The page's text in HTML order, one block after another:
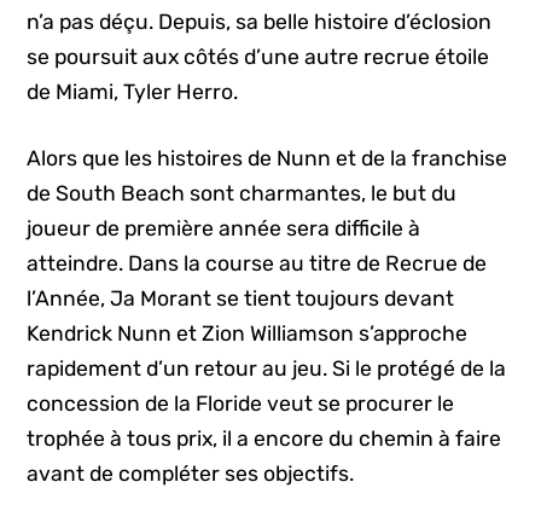
n’a pas déçu. Depuis, sa belle histoire d’éclosion
se poursuit aux côtés d’une autre recrue étoile
de Miami, Tyler Herro.
Alors que les histoires de Nunn et de la franchise
de South Beach sont charmantes, le but du
joueur de première année sera difficile à
atteindre. Dans la course au titre de Recrue de
l’Année, Ja Morant se tient toujours devant
Kendrick Nunn et Zion Williamson s’approche
rapidement d’un retour au jeu. Si le protégé de la
concession de la Floride veut se procurer le
trophée à tous prix, il a encore du chemin à faire
avant de compléter ses objectifs.